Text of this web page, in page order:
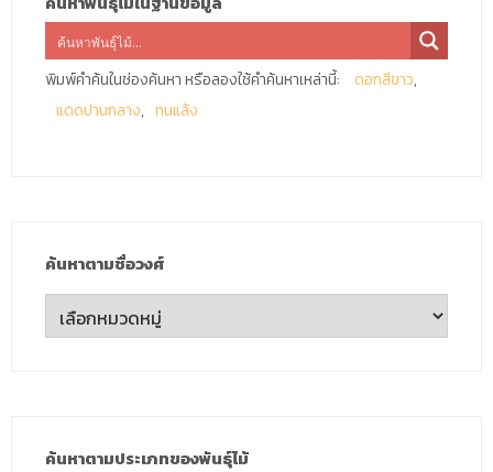
พิมพ์คำค้นในช่องค้นหา หรือลองใช้คำค้นหาเหล่านี้:
ดอกสีขาว
แดดปานกลาง
ทนแล้ง
ค้นหาตามชื่อวงศ์
ค้นหา
ตาม
ค้นหาตามประเภทของพันธุ์ไม้